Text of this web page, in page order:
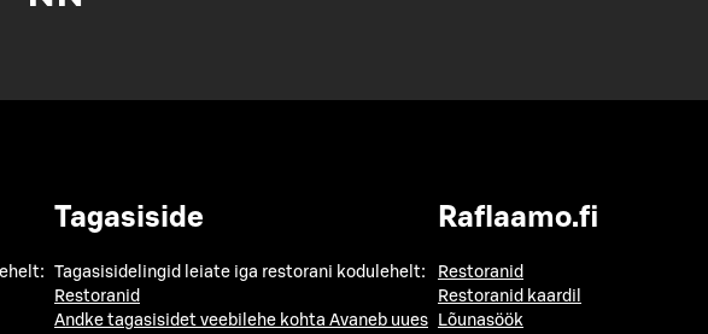
Tagasiside
Tagasisidelingid leiate iga restorani kodulehelt:
Restoranid
Andke tagasisidet veebilehe kohta Avaneb uues
Raflaamo.fi
Restoranid
Restoranid kaardil
Lõunasöök